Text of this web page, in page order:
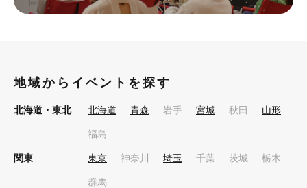
地域からイベントを探す
北海道・東北 北海道 青森 岩手 宮城 秋田 山形
福島
関東 東京 神奈川 埼玉 千葉 茨城 栃木
群馬